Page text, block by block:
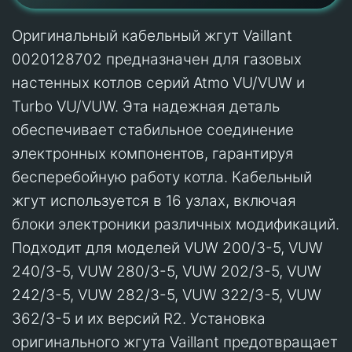
Оригинальный кабельный жгут Vaillant
0020128702 предназначен для газовых
настенных котлов серий Atmo VU/VUW и
Turbo VU/VUW. Эта надежная деталь
обеспечивает стабильное соединение
электронных компонентов, гарантируя
бесперебойную работу котла. Кабельный
жгут используется в 16 узлах, включая
блоки электроники различных модификаций.
Подходит для моделей VUW 200/3-5, VUW
240/3-5, VUW 280/3-5, VUW 202/3-5, VUW
242/3-5, VUW 282/3-5, VUW 322/3-5, VUW
362/3-5 и их версий R2. Установка
оригинального жгута Vaillant предотвращает